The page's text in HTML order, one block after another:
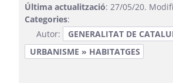
Última actualització: 27/05/20.
Categories:
Autor:
GENERALITAT DE
URBANISME » HABITATGES